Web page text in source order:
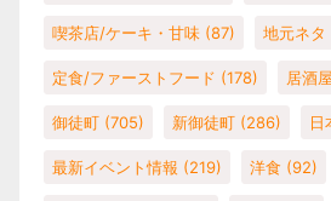
喫茶店/ケーキ・甘味 (87) 地元ネタ
定食/ファーストフード (178) 居酒屋
御徒町 (705) 新御徒町 (286) 日
最新イベント情報 (219) 洋食 (92)